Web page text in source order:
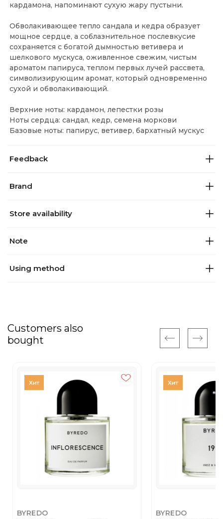
кардамона, напоминают сухую жару пустыни.
Обволакивающее тепло сандала и кедра образует
мощное сердце, а соблазнительное послевкусие
сохраняется с богатой дымностью ветивера и
шелкового мускуса, оживленное свежим, чистым
ароматом папируса, теплом первых лучей рассвета,
символизирующим аромат, который одновременно
сухой и обволакивающий.
Верхние ноты: кардамон, лепестки розы
Ноты сердца: сандал, кедр, семена моркови
Базовые ноты: папирус, ветивер, бархатный мускус
Feedback
Brand
Store availability
Note
Using method
Customers also
bought
BYREDO BYREDO